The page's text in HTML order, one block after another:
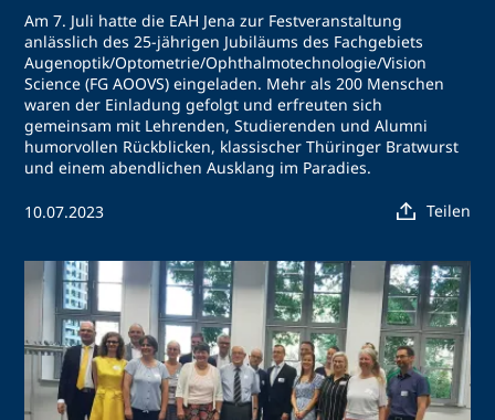
Am 7. Juli hatte die EAH Jena zur Festveranstaltung
anlässlich des 25-jährigen Jubiläums des Fachgebiets
Augenoptik/Optometrie/Ophthalmotechnologie/Vision
Science (FG AOOVS) eingeladen. Mehr als 200 Menschen
waren der Einladung gefolgt und erfreuten sich
gemeinsam mit Lehrenden, Studierenden und Alumni
humorvollen Rückblicken, klassischer Thüringer Bratwurst
und einem abendlichen Ausklang im Paradies.
10.07.2023 Teilen